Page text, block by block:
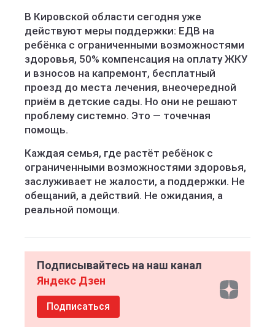
В Кировской области сегодня уже
действуют меры поддержки: ЕДВ на
ребёнка с ограниченными возможностями
здоровья, 50% компенсация на оплату ЖКУ
и взносов на капремонт, бесплатный
проезд до места лечения, внеочередной
приём в детские сады. Но они не решают
проблему системно. Это — точечная
помощь.
Каждая семья, где растёт ребёнок с
ограниченными возможностями здоровья,
заслуживает не жалости, а поддержки. Не
обещаний, а действий. Не ожидания, а
реальной помощи.
Подписывайтесь на наш канал
Яндекс Дзен
Подписаться